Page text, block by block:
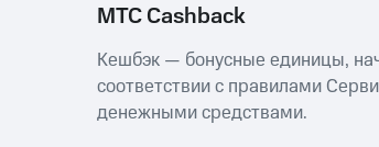
МТС Cashback
Кешбэк — бонусные единицы,
соответствии с правилами
денежными средствами.